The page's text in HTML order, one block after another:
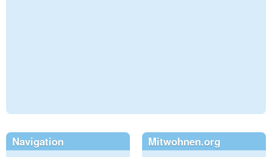
Navigation Mitwohnen.org